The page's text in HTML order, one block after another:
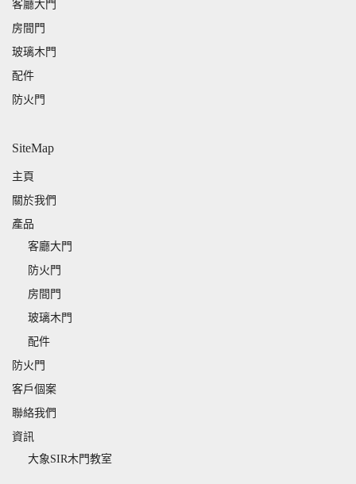
客廳大門
房間門
玻璃木門
配件
防火門
SiteMap
主頁
關於我們
產品
客廳大門
防火門
房間門
玻璃木門
配件
防火門
客戶個案
聯絡我們
資訊
大象SIR木門教室